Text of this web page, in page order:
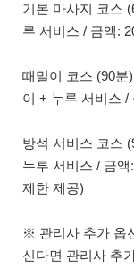
기본 마사지 코스
루 서비스 / 금액:
때밀이 코스 (90분
이 + 누루 서비스 /
방석 서비스 코스
누루 서비스 / 금
제한 제공)
※ 관리사 추가 옵
신다면 관리사 추